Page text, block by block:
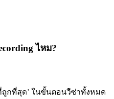
ไหม?
ถูกที่สุด’ ในขั้นตอนวีซ่าทั้งหมด